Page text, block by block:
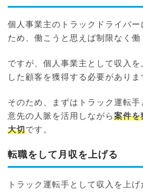
個人事業主のトラックドライバ
ため、働こうと思えば制限なく働
ですが、個人事業主として収入
した顧客を獲得する必要がありま
そのため、まずはトラック運転
意先の人脈を活用しながら 案件を
大切です。
転職をして月収を上げる
トラック運転手として収入を上